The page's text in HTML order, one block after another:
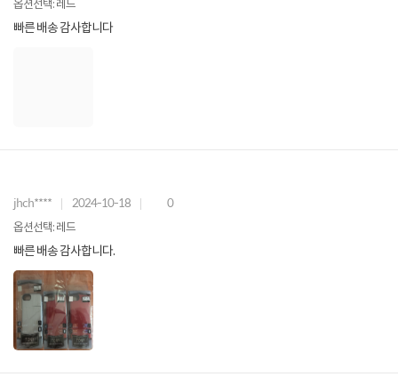
옵션선택: 레드
빠른 배송 감사합니다
jhch**** 2024-10-18 0
옵션선택: 레드
빠른 배송 감사합니다.